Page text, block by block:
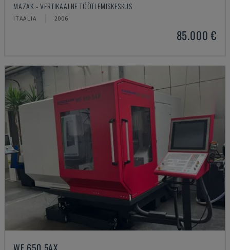
MAZAK - VERTIKAALNE TÖÖTLEMISKESKUS
ITAALIA 2006
85.000 €